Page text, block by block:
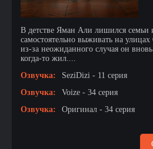
В детстве Яман Али лишился
самостоятельно выживать на улицах
из-за неожиданного случая он
когда-то жил....
Озвучка:
SeziDizi - 11 серия
Озвучка:
Voize - 34 серия
Озвучка:
Оригинал - 34 серия